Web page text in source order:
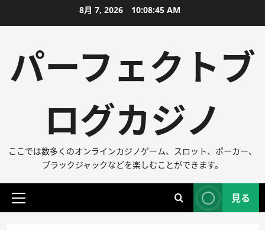
ン
8月 7, 2026 10:08:45 AM
パーフェクトブ
ログカジノ
ここでは数多くのオンラインカジノゲーム、スロット、ポーカー、
ブラックジャックなどを楽しむことができます。
プ
見る